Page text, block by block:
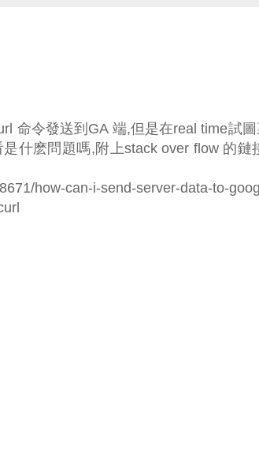
命令發送到GA 端,但是在real time試
什麽問題嗎,附上stack over flow 的鏈
how-can-i-send-server-data-to-